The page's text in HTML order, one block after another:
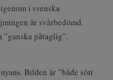
i svenska
är svårbedömd.
påtaglig”.
Bilden är ”både sött